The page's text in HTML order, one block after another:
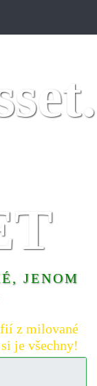
JENOM
z milované
je všechny!